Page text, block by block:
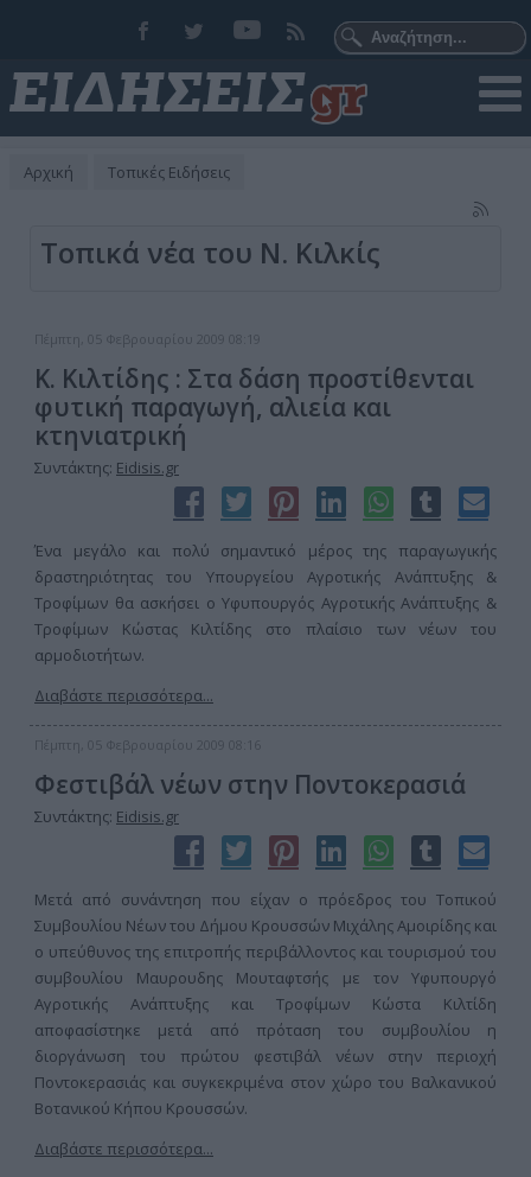
Αρχική Τοπικές Ειδήσεις
Τοπικά νέα του Ν. Κιλκίς
Πέμπτη, 05 Φεβρουαρίου 2009 08:19
Κ. Κιλτίδης : Στα δάση προστίθενται
φυτική παραγωγή, αλιεία και
κτηνιατρική
Συντάκτης: Eidisis.gr
Ένα μεγάλο και πολύ σημαντικό μέρος της παραγωγικής
δραστηριότητας του Υπουργείου Αγροτικής Ανάπτυξης &
Τροφίμων θα ασκήσει ο Υφυπουργός Αγροτικής Ανάπτυξης &
Τροφίμων Κώστας Κιλτίδης στο πλαίσιο των νέων του
αρμοδιοτήτων.
Διαβάστε περισσότερα...
Πέμπτη, 05 Φεβρουαρίου 2009 08:16
Φεστιβάλ νέων στην Ποντοκερασιά
Συντάκτης: Eidisis.gr
Μετά από συνάντηση που είχαν ο πρόεδρος του Τοπικού
Συμβουλίου Νέων του Δήμου Κρουσσών Μιχάλης Αμοιρίδης και
ο υπεύθυνος της επιτροπής περιβάλλοντος και τουρισμού του
συμβουλίου Μαυρουδης Μουταφτσής με τον Υφυπουργό
Αγροτικής Ανάπτυξης και Τροφίμων Κώστα Κιλτίδη
αποφασίστηκε μετά από πρόταση του συμβουλίου η
διοργάνωση του πρώτου φεστιβάλ νέων στην περιοχή
Ποντοκερασιάς και συγκεκριμένα στον χώρο του Βαλκανικού
Βοτανικού Κήπου Κρουσσών.
Διαβάστε περισσότερα...